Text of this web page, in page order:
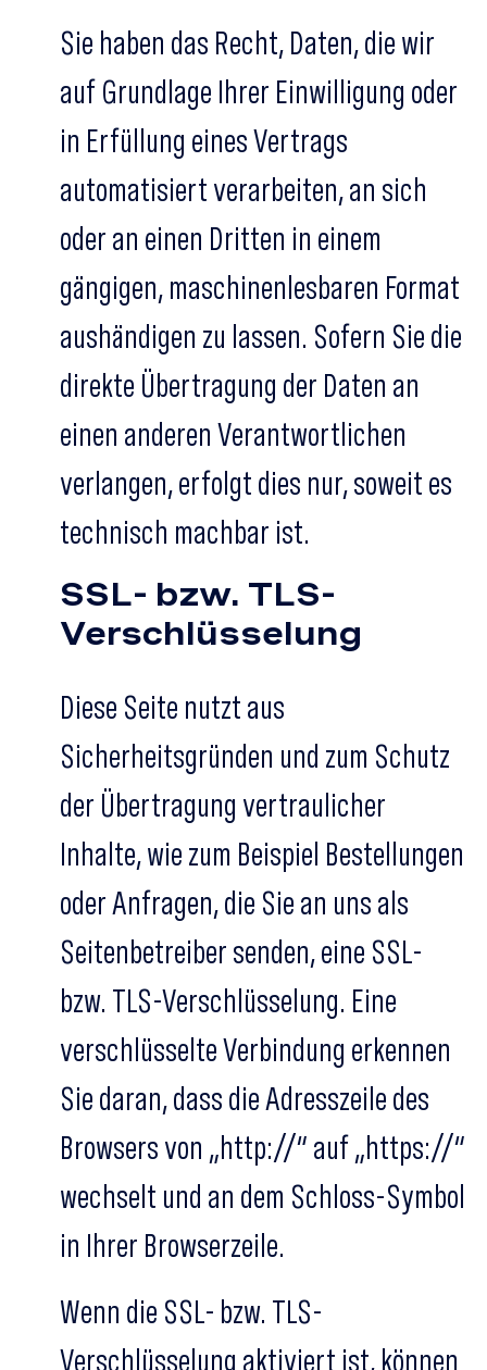
Sie haben das Recht, Daten, die wir
auf Grundlage Ihrer Einwilligung oder
in Erfüllung eines Vertrags
automatisiert verarbeiten, an sich
oder an einen Dritten in einem
gängigen, maschinenlesbaren Format
aushändigen zu lassen. Sofern Sie die
direkte Übertragung der Daten an
einen anderen Verantwortlichen
verlangen, erfolgt dies nur, soweit es
technisch machbar ist.
SSL- bzw. TLS-
Verschlüsselung
Diese Seite nutzt aus
Sicherheitsgründen und zum Schutz
der Übertragung vertraulicher
Inhalte, wie zum Beispiel Bestellungen
oder Anfragen, die Sie an uns als
Seitenbetreiber senden, eine SSL-
bzw. TLS-Verschlüsselung. Eine
verschlüsselte Verbindung erkennen
Sie daran, dass die Adresszeile des
Browsers von „http://“ auf „https://“
wechselt und an dem Schloss-Symbol
in Ihrer Browserzeile.
Wenn die SSL- bzw. TLS-
Verschlüsselung aktiviert ist, können